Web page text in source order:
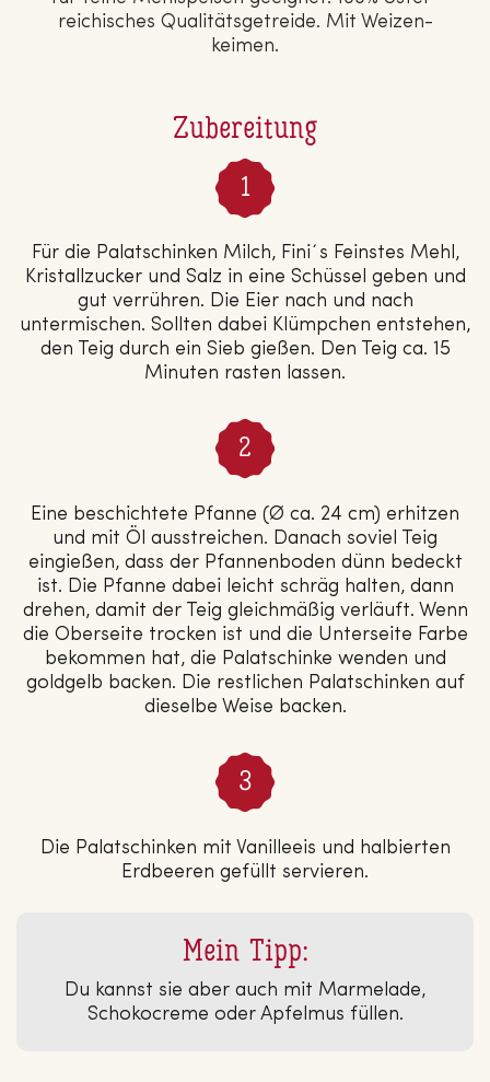
Zubereitung
Für die Palatschinken Milch, Fini´s Feinstes Mehl,
Kristallzucker und Salz in eine Schüssel geben und
gut verrühren. Die Eier nach und nach
untermischen. Sollten dabei Klümpchen entstehen,
den Teig durch ein Sieb gießen. Den Teig ca. 15
Minuten rasten lassen.
Eine beschichtete Pfanne (Ø ca. 24 cm) erhitzen
und mit Öl ausstreichen. Danach soviel Teig
eingießen, dass der Pfannenboden dünn bedeckt
ist. Die Pfanne dabei leicht schräg halten, dann
drehen, damit der Teig gleichmäßig verläuft. Wenn
die Oberseite trocken ist und die Unterseite Farbe
bekommen hat, die Palatschinke wenden und
goldgelb backen. Die restlichen Palatschinken auf
dieselbe Weise backen.
Die Palatschinken mit Vanilleeis und halbierten
Erdbeeren gefüllt servieren.
Mein Tipp:
Du kannst sie aber auch mit Marmelade,
Schokocreme oder Apfelmus füllen.
rei­chi­sches Qua­li­täts­ge­trei­de. Mit Wei­zen­
kei­men.